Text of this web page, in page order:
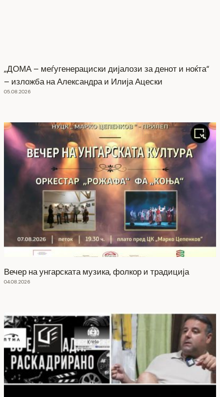
„ДОМА – меѓугенерациски дијалози за денот и ноќта“
– изложба на Александра и Илија Ацески
05.08.2026
Вечер на унгарската музика, фолкор и традиција
04.08.2026